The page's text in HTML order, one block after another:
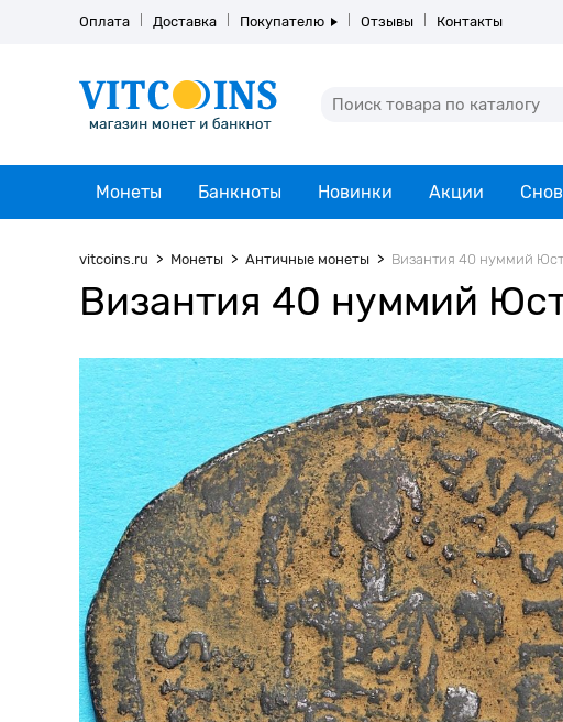
Оплата Доставка Покупателю Отзывы Контакты
Монеты Банкноты Новинки Акции
vitcoins.ru Монеты Античные монеты Византия 40 нуммий
Византия 40 нуммий